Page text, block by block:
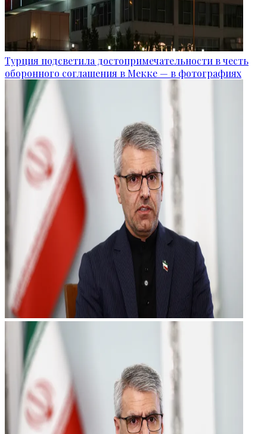
Турция подсветила достопримечательности в честь
оборонного соглашения в Мекке — в фотографиях